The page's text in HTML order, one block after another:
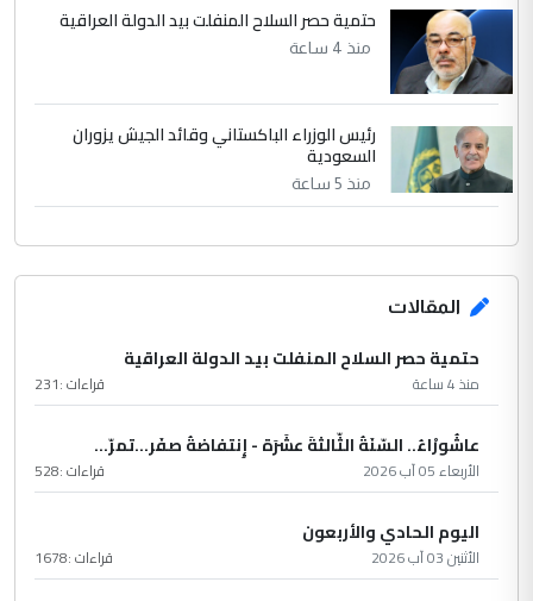
حتمية حصر السلاح المنفلت بيد الدولة العراقية
منذ 4 ساعة
رئيس الوزراء الباكستاني وقائد الجيش يزوران
السعودية
منذ 5 ساعة
المقالات
حتمية حصر السلاح المنفلت بيد الدولة العراقية
منذ 4 ساعة قراءات :231
عاشُورْاءُ.. السّنَةُ الثّالثةَ عشَرَة - إِنتفاضةُ صفَر…تمرّ...
الأربعاء 05 آب 2026 قراءات :528
اليوم الحادي والأربعون
الأثنين 03 آب 2026 قراءات :1678